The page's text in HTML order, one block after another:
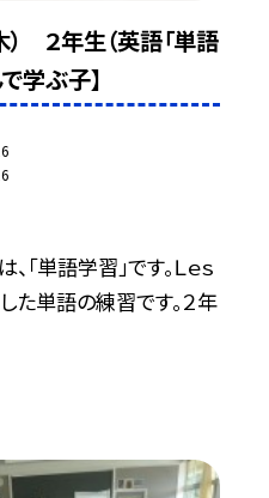
） ２年生（英語「単語
で学ぶ子】
「単語学習」です。Ｌｅｓ
た単語の練習です。２年